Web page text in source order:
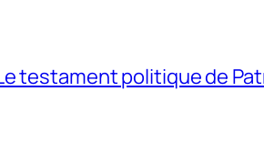
testament politique de